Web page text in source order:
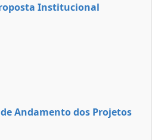
Institucional
Andamento dos Projetos